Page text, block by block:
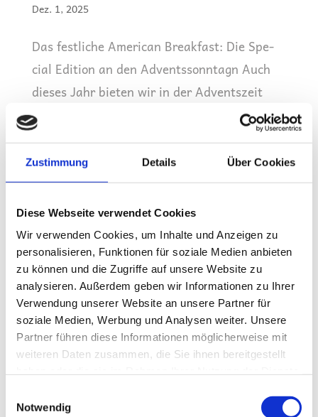
Zustimmung Details Über Cookies
Diese Webseite verwendet Cookies
Wir verwenden Cookies, um Inhalte und Anzeigen zu
personalisieren, Funktionen für soziale Medien anbieten
zu können und die Zugriffe auf unsere Website zu
analysieren. Außerdem geben wir Informationen zu Ihrer
Verwendung unserer Website an unsere Partner für
soziale Medien, Werbung und Analysen weiter. Unsere
Partner führen diese Informationen möglicherweise mit
weiteren Daten zusammen, die Sie ihnen bereitgestellt
Notwendig
Dez. 1, 2025
Das fest­li­che Ame­ri­can Break­fast: Die Spe­
cial Edi­ti­on an den Adventssonntagn Auch
die­ses Jahr bie­ten wir in der Advents­zeit
wie­der unse­re exklu­si­ven Spe­cial Edi­ti­ons
an. Für nur einen klei­nen Auf­preis (gesamt
29,90€ zzgl. Geträn­ke) erhal­ten Sie...
Special Editions Ostern
Ostern 2025: Unse­re belieb­ten Spe­cial
Editions Auch die­ses Jahr bie­ten wir zu
Ostern wie­der unse­re exklu­si­ven Spe­cial Edi­
ti­ons an: Oster­sonn­tag, 20. April 2025 🍳
Ame­ri­can Break­fast Spe­cial Edition Für
Früh­auf­ste­her: 9:00 – 11:00 Uhr...